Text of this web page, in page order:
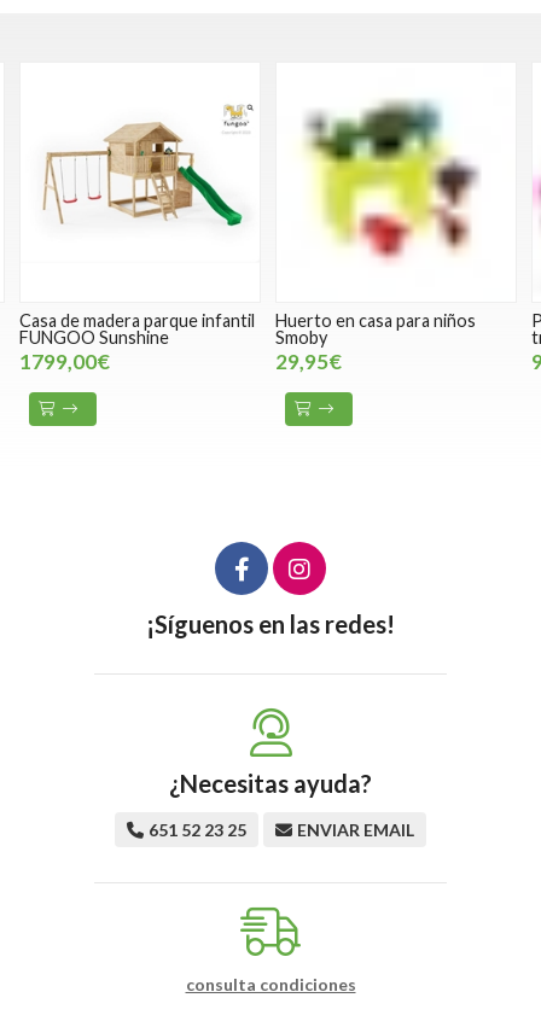
Casa de madera parque infantil
FUNGOO Sunshine
1799,00€
Huerto en casa para niños
Smoby
29,95€
¡Síguenos en las redes!
¿Necesitas ayuda?
651 52 23 25 ENVIAR EMAIL
consulta condiciones